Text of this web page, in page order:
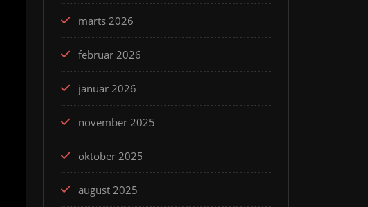
marts 2026
februar 2026
januar 2026
november 2025
oktober 2025
august 2025